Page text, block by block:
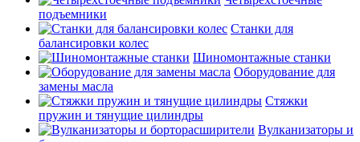
подъемники
Станки для
балансировки колес
Шиномонтажные станки
Оборудование для
замены масла
Стяжки
пружин и тянущие цилиндры
Вулканизаторы и